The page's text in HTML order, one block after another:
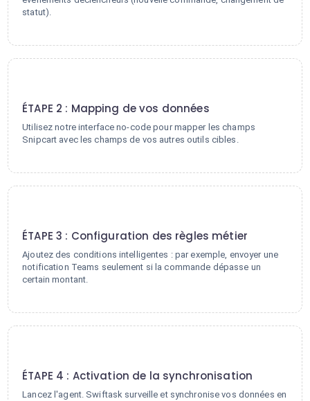
statut).
ÉTAPE 2 : Mapping de vos données
Utilisez notre interface no-code pour mapper les champs
Snipcart avec les champs de vos autres outils cibles.
ÉTAPE 3 : Configuration des règles métier
Ajoutez des conditions intelligentes : par exemple, envoyer une
notification Teams seulement si la commande dépasse un
certain montant.
ÉTAPE 4 : Activation de la synchronisation
Lancez l'agent. Swiftask surveille et synchronise vos données en